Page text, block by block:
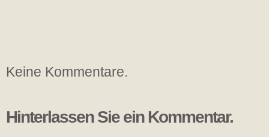
Keine Kommentare.
Hinterlassen Sie ein Kommentar.